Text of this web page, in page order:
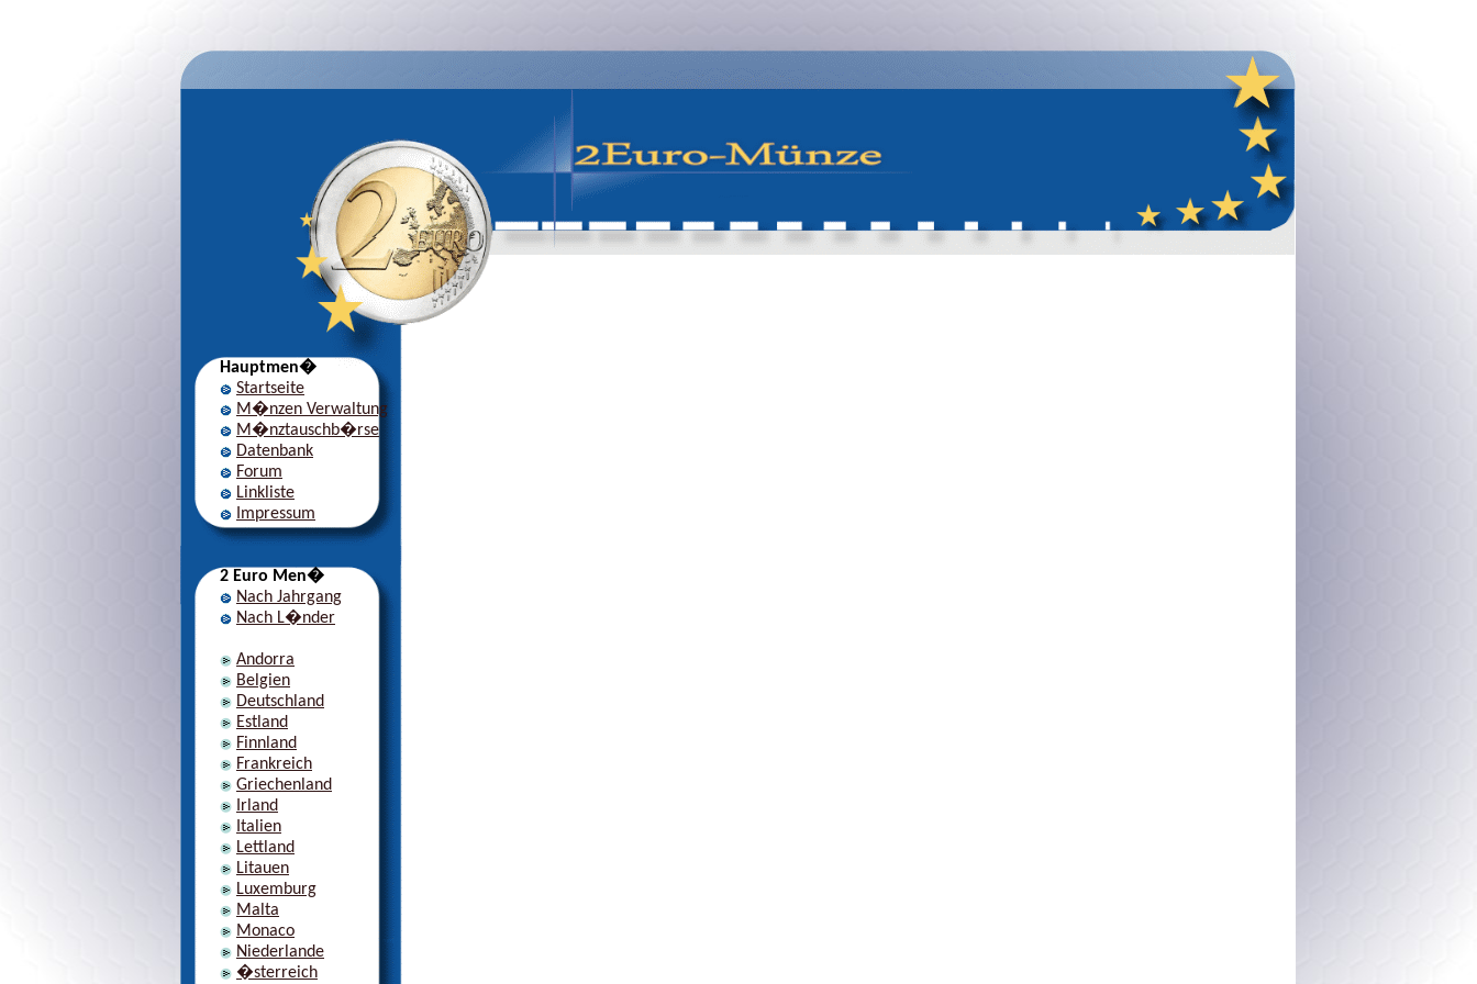
Hauptmen�
Startseite
M�nzen Verwaltung
M�nztauschb�rse
Datenbank
Forum
Linkliste
Impressum
2 Euro Men�
Nach Jahrgang
Nach L�nder
Andorra
Belgien
Deutschland
Estland
Finnland
Frankreich
Griechenland
Irland
Italien
Lettland
Litauen
Luxemburg
Malta
Monaco
Niederlande
�sterreich